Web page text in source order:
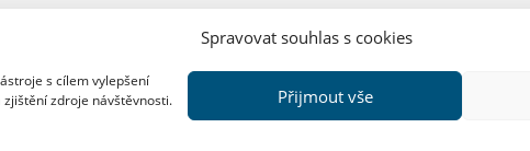
Spravovat souhlas s cookies
s cílem vylepšení
zdroje návštěvnosti.
Přijmout vše